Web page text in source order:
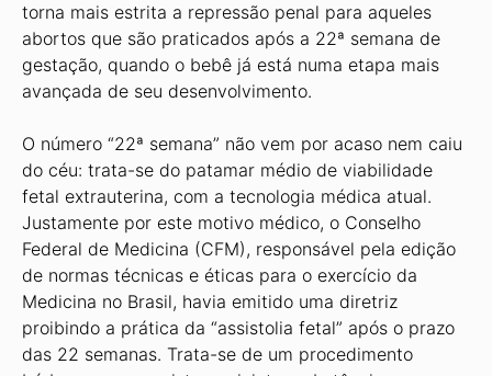
torna mais estrita a repressão penal para aqueles
abortos que são praticados após a 22ª semana de
gestação, quando o bebê já está numa etapa mais
avançada de seu desenvolvimento.
O número “22ª semana” não vem por acaso nem caiu
do céu: trata-se do patamar médio de viabilidade
fetal extrauterina, com a tecnologia médica atual.
Justamente por este motivo médico, o Conselho
Federal de Medicina (CFM), responsável pela edição
de normas técnicas e éticas para o exercício da
Medicina no Brasil, havia emitido uma diretriz
proibindo a prática da “assistolia fetal” após o prazo
das 22 semanas. Trata-se de um procedimento